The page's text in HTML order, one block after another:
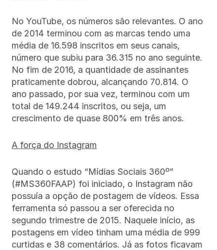
No YouTube, os números são relevantes. O ano
de 2014 terminou com as marcas tendo uma
média de 16.598 inscritos em seus canais,
número que subiu para 36.315 no ano seguinte.
No fim de 2016, a quantidade de assinantes
praticamente dobrou, alcançando 70.814. O
ano passado, por sua vez, terminou com um
total de 149.244 inscritos, ou seja, um
crescimento de quase 800% em três anos.
A força do Instagram
Quando o estudo “Mídias Sociais 360º”
(#MS360FAAP) foi iniciado, o Instagram não
possuía a opção de postagem de vídeos. Essa
ferramenta só passou a ser oferecida no
segundo trimestre de 2015. Naquele início, as
postagens em vídeo tinham uma média de 999
curtidas e 38 comentários. Já as fotos ficavam